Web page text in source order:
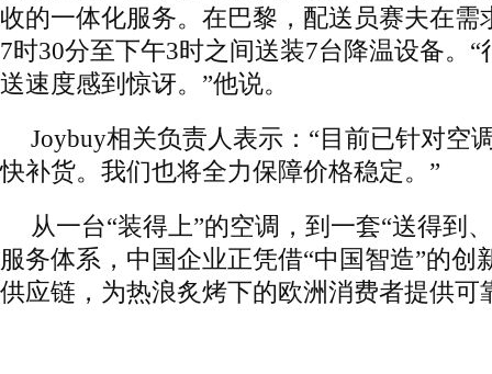
收的一体化服务。在巴黎，配送员赛夫在需
7时30分至下午3时之间送装7台降温设备。
送速度感到惊讶。”他说。
Joybuy相关负责人表示：“目前已针对空
快补货。我们也将全力保障价格稳定。”
从一台“装得上”的空调，到一套“送得到
服务体系，中国企业正凭借“中国智造”的创
供应链，为热浪炙烤下的欧洲消费者提供可